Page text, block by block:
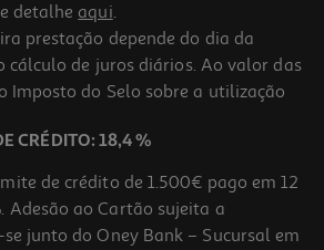
Salmão E Mirtilo 400g
detalhe aqui.
prestação depende do dia da
cálculo de juros diários. Ao valor das
Imposto do Selo sobre a utilização
CRÉDITO: 18,4 %
de crédito de 1.500€ pago em 12
Adesão ao Cartão sujeita a
junto do Oney Bank – Sucursal em